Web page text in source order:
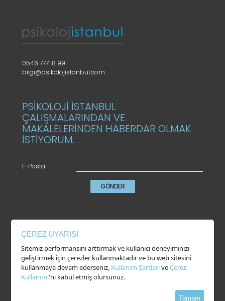
0546 777 18 99
bilgi@psikolojistanbul.com
PSİKOLOJİ İSTANBUL
ÇALIŞMALARINDAN VE
MAKALELERİNDEN HABERDAR OLMAK
İSTİYORUM.
E-Posta
GÖNDER
Çerez Kullanımı
Kullanım Şartları
ÇEREZ UYARISI
Sitemiz performansını arttırmak ve kullanıcı deneyiminizi
geliştirmek için çerezler kullanmaktadır ve bu web sitesini
kullanmaya devam ederseniz, Kullanım ŞartlarıveÇerez
Kullanımı'nı kabul etmiş olursunuz.
Tamam